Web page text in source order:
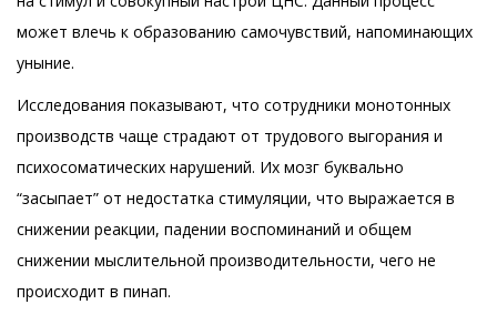
может влечь к образованию самочувствий, напоминающих
уныние.
Исследования показывают, что сотрудники монотонных
производств чаще страдают от трудового выгорания и
психосоматических нарушений. Их мозг буквально
“засыпает” от недостатка стимуляции, что выражается в
снижении реакции, падении воспоминаний и общем
снижении мыслительной производительности, чего не
происходит в пинап.